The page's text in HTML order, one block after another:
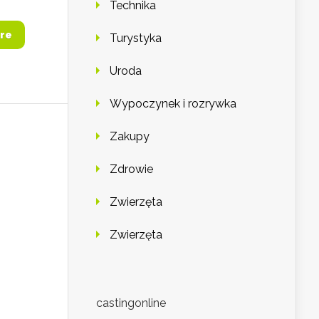
Technika
Turystyka
Uroda
Wypoczynek i rozrywka
Zakupy
Zdrowie
Zwierzęta
Zwierzęta
castingonline